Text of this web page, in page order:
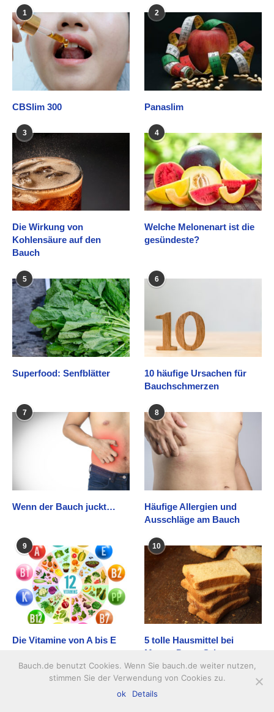
1
CBSlim 300
2
Panaslim
3
Die Wirkung von
Kohlensäure auf den
Bauch
4
Welche Melonenart ist die
gesündeste?
5
Superfood: Senfblätter
6
10 häufige Ursachen für
Bauchschmerzen
7
Wenn der Bauch juckt…
8
Häufige Allergien und
Ausschläge am Bauch
9
Die Vitamine von A bis E
10
5 tolle Hausmittel bei
Magen-Darm-Grippe
12
Bauch.de benutzt Cookies. Wenn Sie bauch.de weiter nutzen,
stimmen Sie der Verwendung von Cookies zu.
ok
Details